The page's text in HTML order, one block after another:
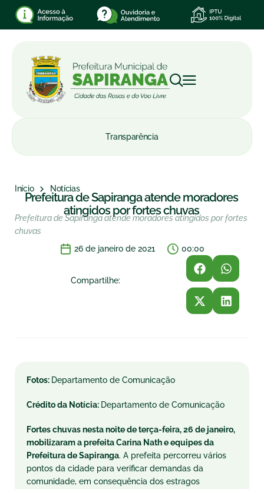
Transparência
Início Notícias
Prefeitura de Sapiranga atende moradores
atingidos por fortes chuvas
Prefeitura de Sapiranga atende moradores atingidos por fortes
chuvas
26 de janeiro de 2021
00:00
Compartilhe:
Fotos: Departamento de Comunicação
Crédito da Notícia: Departamento de Comunicação
Fortes chuvas nesta noite de terça-feira, 26 de janeiro,
mobilizaram a prefeita Carina Nath e equipes da
Prefeitura de Sapiranga. A prefeita percorreu vários
pontos da cidade para verificar demandas da
comunidade, em consequência dos estragos